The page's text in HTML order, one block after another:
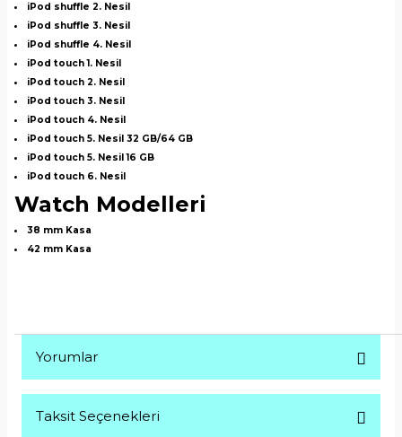
iPod shuffle 2. Nesil
iPod shuffle 3. Nesil
iPod shuffle 4. Nesil
iPod touch 1. Nesil
iPod touch 2. Nesil
iPod touch 3. Nesil
iPod touch 4. Nesil
iPod touch 5. Nesil 32 GB/64 GB
iPod touch 5. Nesil 16 GB
iPod touch 6. Nesil
Watch Modelleri
38 mm Kasa
42 mm Kasa
Yorumlar
Taksit Seçenekleri